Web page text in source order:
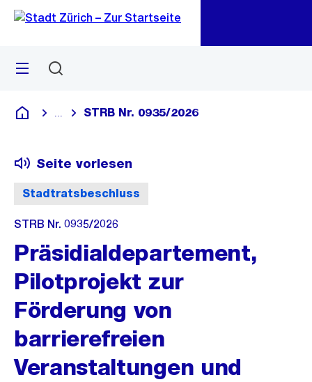
Navigation
Sprunglink
Menü
Deutsch
Blende alle Breadcrumbs ein
STRB Nr. 0935/2026
Stadtratsbeschluss
Seite vorlesen
STRB Nr. 0935/2026
Präsidialdepartement,
Pilotprojekt zur
Förderung von
barrierefreien
Veranstaltungen und